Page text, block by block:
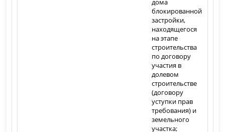
дома
блокированной
застройки,
находящегося
на этапе
строительства
по договору
участия в
долевом
строительстве
(договору
уступки прав
требования) и
земельного
участка;